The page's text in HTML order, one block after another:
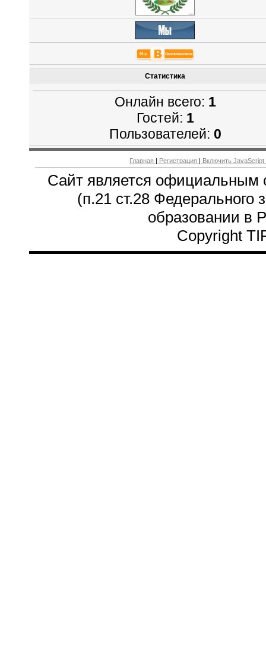
Статистика
Онлайн всего: 1
Гостей: 1
Пользователей: 0
Главная | Регистрация | Включить JavaScript
Сайт является официальным
(п.21 ст.28 Федерального
образовании в
Copyright